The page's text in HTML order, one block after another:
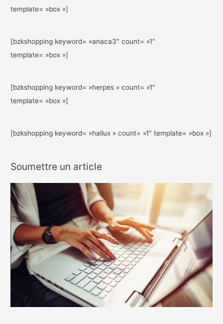
template= »box »]
[bzkshopping keyword= »anaca3″ count= »1″
template= »box »]
[bzkshopping keyword= »herpes » count= »1″
template= »box »]
[bzkshopping keyword= »hallux » count= »1″ template= »box »]
Soumettre un article